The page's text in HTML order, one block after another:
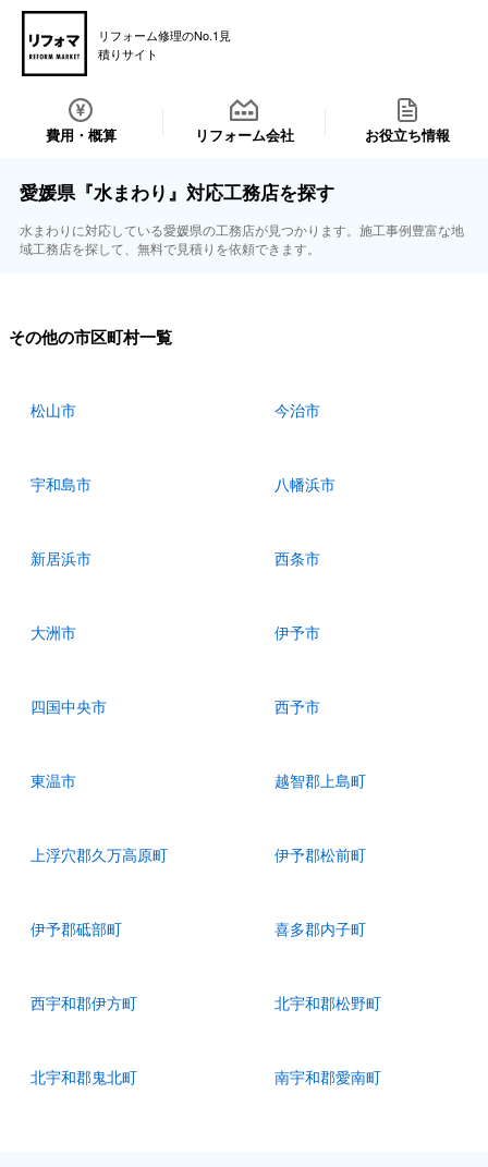
リフォーム修理のNo.1見
積りサイト
費用・概算 リフォーム会社 お役立ち情報
愛媛県『水まわり』対応工務店を探す
水まわりに対応している愛媛県の工務店が見つかります。施工事例豊富な地
域工務店を探して、無料で見積りを依頼できます。
その他の市区町村一覧
松山市 今治市
宇和島市 八幡浜市
新居浜市 西条市
大洲市 伊予市
四国中央市 西予市
東温市 越智郡上島町
上浮穴郡久万高原町 伊予郡松前町
伊予郡砥部町 喜多郡内子町
西宇和郡伊方町 北宇和郡松野町
北宇和郡鬼北町 南宇和郡愛南町